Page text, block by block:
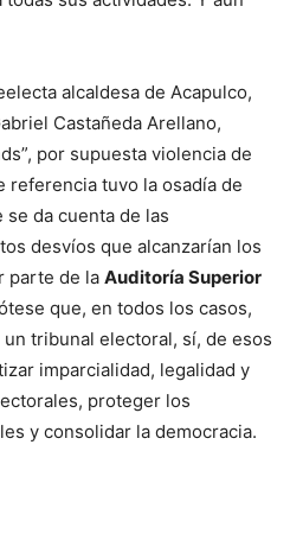
alcaldesa de Acapulco,
Castañeda Arellano,
por supuesta violencia de
referencia tuvo la osadía de
se da cuenta de las
desvíos que alcanzarían los
parte de la Auditoría Superior
que, en todos los casos,
tribunal electoral, sí, de esos
imparcialidad, legalidad y
proteger los
y consolidar la democracia.